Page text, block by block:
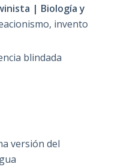
| Biología y
invento
blindada
versión del